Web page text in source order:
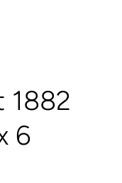
1882
6